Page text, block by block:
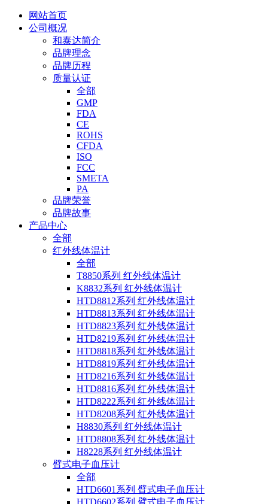
网站首页
公司概况
和泰达简介
品牌理念
品牌历程
质量认证
全部
GMP
FDA
CE
ROHS
CFDA
ISO
FCC
SMETA
PA
品牌荣誉
品牌故事
产品中心
全部
红外线体温计
全部
T8850系列 红外线体温计
K8832系列 红外线体温计
HTD8812系列 红外线体温计
HTD8813系列 红外线体温计
HTD8823系列 红外线体温计
HTD8219系列 红外线体温计
HTD8818系列 红外线体温计
HTD8819系列 红外线体温计
HTD8216系列 红外线体温计
HTD8816系列 红外线体温计
HTD8222系列 红外线体温计
HTD8208系列 红外线体温计
H8830系列 红外线体温计
HTD8808系列 红外线体温计
H8228系列 红外线体温计
臂式电子血压计
全部
HTD6601系列 臂式电子血压计
HTD6602系列 臂式电子血压计